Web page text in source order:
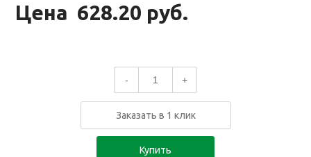
Цена 628.20 руб.
- +
Заказать в 1 клик
Купить